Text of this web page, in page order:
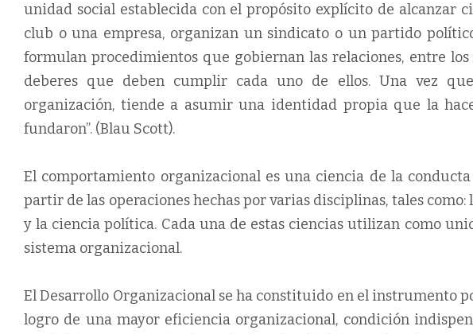
unidad social establecida con el propósito explícito de alcanzar
club o una empresa, organizan un sindicato o un partido
formulan procedimientos que gobiernan las relaciones, entre
deberes que deben cumplir cada uno de ellos. Una vez
organización, tiende a asumir una identidad propia que la
fundaron”. (Blau Scott).
El comportamiento organizacional es una ciencia de la
partir de las operaciones hechas por varias disciplinas, tales
y la ciencia política. Cada una de estas ciencias utilizan como
sistema organizacional.
El Desarrollo Organizacional se ha constituido en el instrumento
logro de una mayor eficiencia organizacional, condición